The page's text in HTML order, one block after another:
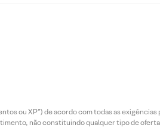
ou XP”) de acordo com todas as
não constituindo qualquer tipo de